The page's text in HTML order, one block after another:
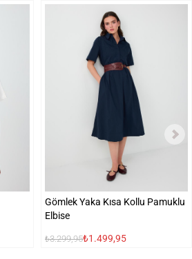
Gömlek Yaka Kısa Kollu Pamuklu
Elbise
₺3.299,95₺1.499,95